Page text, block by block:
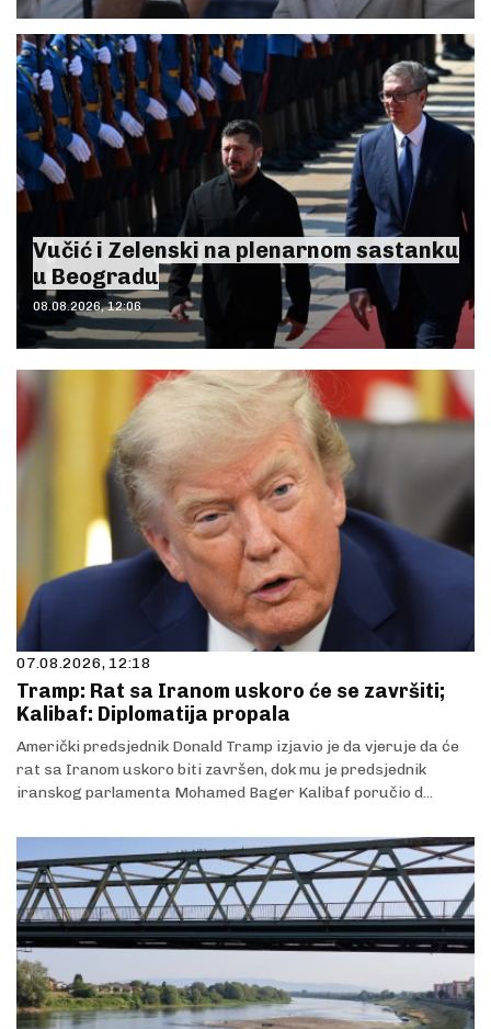
Vučić i Zelenski na plenarnom sastanku
u Beogradu
08.08.2026, 12:06
07.08.2026, 12:18
Tramp: Rat sa Iranom uskoro će se završiti;
Kalibaf: Diplomatija propala
Američki predsjednik Donald Tramp izjavio je da vjeruje da će
rat sa Iranom uskoro biti završen, dok mu je predsjednik
iranskog parlamenta Mohamed Bager Kalibaf poručio d...